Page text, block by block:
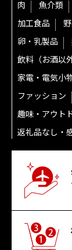
肉 魚介類
加工食品
卵・乳製品
飲料（お酒以外
家電・電気小
ファッション
趣味・アウト
返礼品なし・